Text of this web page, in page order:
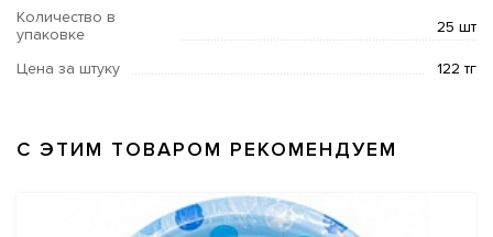
Количество в
упаковке
25 шт
Цена за штуку 122 тг
С ЭТИМ ТОВАРОМ РЕКОМЕНДУЕМ